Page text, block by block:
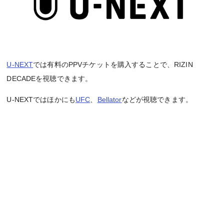
U-NEXTでは有料のPPVチケットを購入することで、RIZIN
DECADEを視聴できます。
U-NEXTではほかにもUFC、 Bellatorなどが視聴できます。